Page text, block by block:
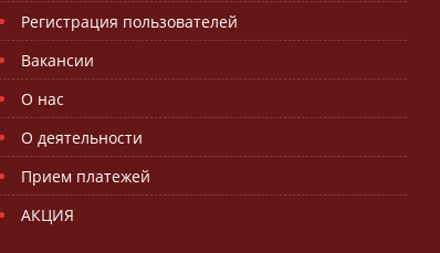
Регистрация пользователей
Вакансии
О нас
О деятельности
Прием платежей
АКЦИЯ